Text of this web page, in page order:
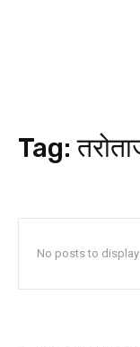
Tag:
No posts to display